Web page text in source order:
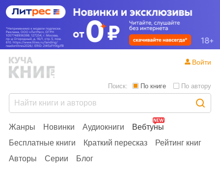
Жанры Новинки Аудиокниги
Вебтуны
Бесплатные книги
Краткий пересказ
Рейтинг книг
Авторы
Серии Блог
Поиск: По книге По автору
Войти